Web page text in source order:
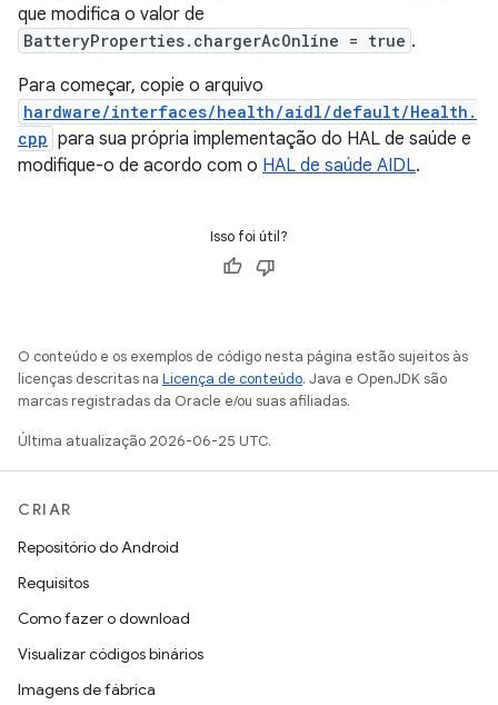
que modifica o valor de
BatteryProperties.chargerAcOnline = true .
Para começar, copie o arquivo
hardware/interfaces/health/aidl/default/Health.
cpp para sua própria implementação do HAL de saúde e
modifique-o de acordo com o HAL de saúde AIDL.
Isso foi útil?
O conteúdo e os exemplos de código nesta página estão sujeitos às
licenças descritas na Licença de conteúdo. Java e OpenJDK são
marcas registradas da Oracle e/ou suas afiliadas.
Última atualização 2026-06-25 UTC.
CRIAR
Repositório do Android
Requisitos
Como fazer o download
Visualizar códigos binários
Imagens de fábrica